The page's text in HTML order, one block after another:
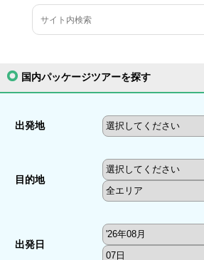
国内パッケージツアーを探す
出発地
目的地
出発日